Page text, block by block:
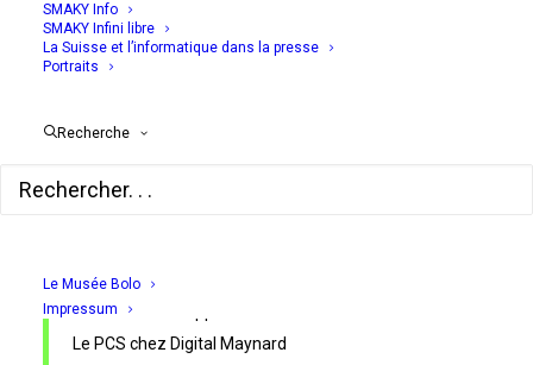
SMAKY Info
SMAKY Infini libre
La Suisse et l’informatique dans la presse
Portraits
Recherche
Le Musée Bolo
Impressum
1966 – 1973
Chapitre 1
Premiers développements
Le PCS chez Digital Maynard